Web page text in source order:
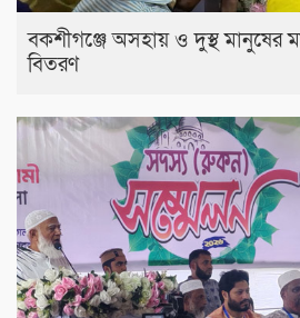
বকশীগঞ্জে অসহায় ও দুস্থ মানুষের
বিতরণ